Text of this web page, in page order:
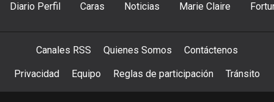
Diario Perfil Caras Noticias Marie Claire
Canales RSS Quienes Somos Contáctenos
Privacidad Equipo Reglas de participación Tránsito